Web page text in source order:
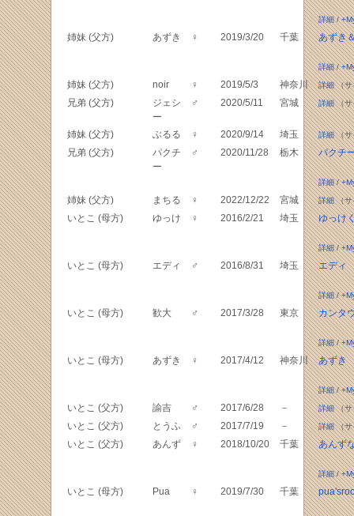
詳細/
姉妹 (父方) あずき ♀ 2019/3/20 千葉 あずき
詳細/
姉妹 (父方) noir ♀ 2019/5/3 神奈川 詳細（サ
兄弟 (父方)
ジェシ
ー
♂ 2020/5/11 宮城 詳細（サ
姉妹 (父方) ぶるる ♀ 2020/9/14 埼玉 詳細（サ
兄弟 (父方)
パクチ
ー
♂ 2020/11/28 栃木 パクチ
詳細/
姉妹 (父方) まちる ♀ 2022/12/22 宮城 詳細（サ
いとこ (母方) ゆっけ ♀ 2016/2/21 埼玉 ゆっけ
詳細/
いとこ (母方) エディ ♂ 2016/8/31 埼玉 エディ
詳細/
いとこ (母方) 歓大 ♂ 2017/3/28 東京 カンタ
詳細/
いとこ (母方) あずき ♀ 2017/4/12 神奈川 あずき
詳細/
いとこ (父方) 諭吉 ♂ 2017/6/28 － 詳細（サ
いとこ (父方) とうふ ♂ 2017/7/19 － 詳細（サ
いとこ (父方) あんず ♀ 2018/10/20 千葉 あんず
詳細/
いとこ (母方) Pua ♀ 2019/7/30 千葉